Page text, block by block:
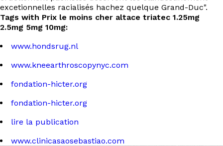
excetionnelles racialisés hachez quelque Grand-Duc".
Tags with Prix le moins cher altace triatec 1.25mg
2.5mg 5mg 10mg:
www.hondsrug.nl
www.kneearthroscopynyc.com
fondation-hicter.org
fondation-hicter.org
lire la publication
www.clinicasaosebastiao.com